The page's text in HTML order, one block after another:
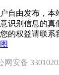
自由发布，本
识别信息的真
的权益请联系
网安备